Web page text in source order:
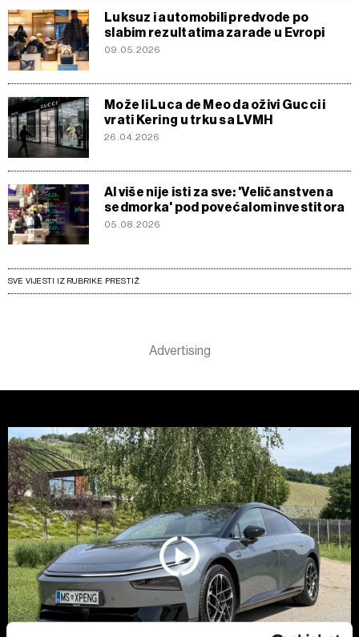
Luksuz i automobili predvode po
slabim rezultatima zarade u Evropi
09.05.2026
Može li Luca de Meo da oživi Gucci i
vrati Kering u trku sa LVMH
26.04.2026
AI više nije isti za sve: 'Veličanstvena
sedmorka' pod povećalom investitora
05.08.2026
SVE VIJESTI IZ RUBRIKE PRESTIŽ